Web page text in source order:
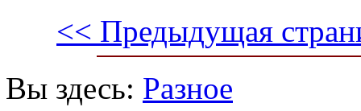
<< Предыдущая
Вы здесь: Разное